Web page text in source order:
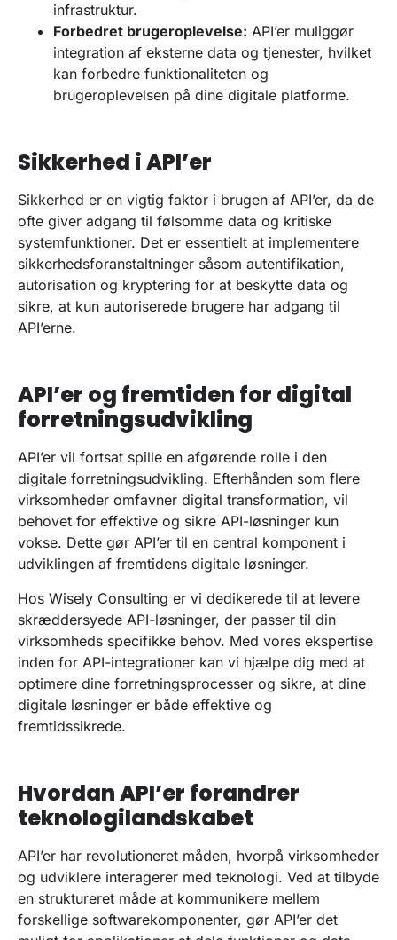
infrastruktur.
Forbedret brugeroplevelse: API’er muliggør
integration af eksterne data og tjenester, hvilket
kan forbedre funktionaliteten og
brugeroplevelsen på dine digitale platforme.
Sikkerhed i API’er
Sikkerhed er en vigtig faktor i brugen af API’er, da de
ofte giver adgang til følsomme data og kritiske
systemfunktioner. Det er essentielt at implementere
sikkerhedsforanstaltninger såsom autentifikation,
autorisation og kryptering for at beskytte data og
sikre, at kun autoriserede brugere har adgang til
API’erne.
API’er og fremtiden for digital
forretningsudvikling
API’er vil fortsat spille en afgørende rolle i den
digitale forretningsudvikling. Efterhånden som flere
virksomheder omfavner digital transformation, vil
behovet for effektive og sikre API-løsninger kun
vokse. Dette gør API’er til en central komponent i
udviklingen af fremtidens digitale løsninger.
Hos Wisely Consulting er vi dedikerede til at levere
skræddersyede API-løsninger, der passer til din
virksomheds specifikke behov. Med vores ekspertise
inden for API-integrationer kan vi hjælpe dig med at
optimere dine forretningsprocesser og sikre, at dine
digitale løsninger er både effektive og
fremtidssikrede.
Hvordan API’er forandrer
teknologilandskabet
API’er har revolutioneret måden, hvorpå virksomheder
og udviklere interagerer med teknologi. Ved at tilbyde
en struktureret måde at kommunikere mellem
forskellige softwarekomponenter, gør API’er det